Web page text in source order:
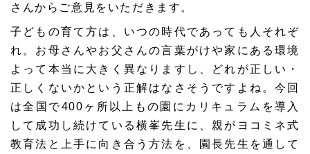
さんからご意見をいただきます。
子どもの育て方は、いつの時代であっても人それぞ
れ。お母さんやお父さんの言葉がけや家にある環境
よって本当に大きく異なりますし、どれが正しい・
正しくないかという正解はなさそうですよね。今回
は全国で400ヶ所以上もの園にカリキュラムを導入
して成功し続けている 横峯先生に、親がヨコミネ式
教育法と上手に向き合う方法を、園長先生を通して